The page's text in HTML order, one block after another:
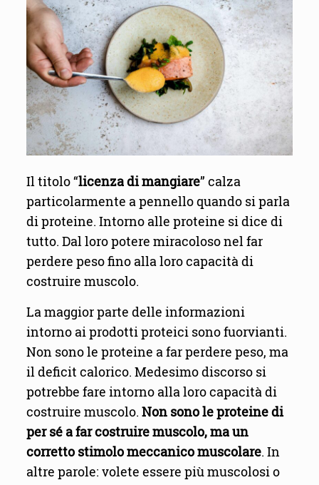
Il titolo “licenza di mangiare” calza
particolarmente a pennello quando si parla
di proteine. Intorno alle proteine si dice di
tutto. Dal loro potere miracoloso nel far
perdere peso fino alla loro capacità di
costruire muscolo.
La maggior parte delle informazioni
intorno ai prodotti proteici sono fuorvianti.
Non sono le proteine a far perdere peso, ma
il deficit calorico. Medesimo discorso si
potrebbe fare intorno alla loro capacità di
costruire muscolo. Non sono le proteine di
per sé a far costruire muscolo, ma un
corretto stimolo meccanico muscolare. In
altre parole: volete essere più muscolosi o